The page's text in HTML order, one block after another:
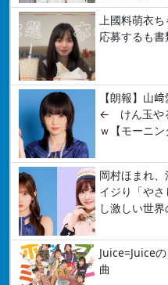
上國料萌衣
応募するも
【朗報】山
← けん玉や
ｗ【モーニン
岡村ほまれ
イジり「や
し激しい世界
Juice=Juice
曲